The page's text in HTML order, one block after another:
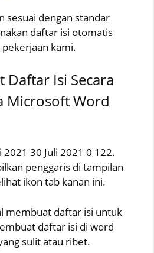
sesuai dengan standar
daftar isi otomatis
kami.
Daftar Isi Secara
Microsoft Word
2021 30 Juli 2021 0 122.
penggaris di tampilan
ikon tab kanan ini.
membuat daftar isi untuk
daftar isi di word
sulit atau ribet.